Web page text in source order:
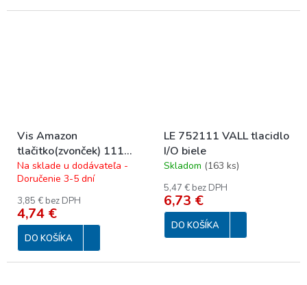
Vis Amazon
tlačitko(zvonček) 111
orech
Na sklade u dodávateľa -
Doručenie 3-5 dní
3,85 € bez DPH
4,74 €
DO KOŠÍKA
LE 752111 VALL tlacidlo
I/O biele
Skladom (163 ks)
5,47 € bez DPH
6,73 €
DO KOŠÍKA